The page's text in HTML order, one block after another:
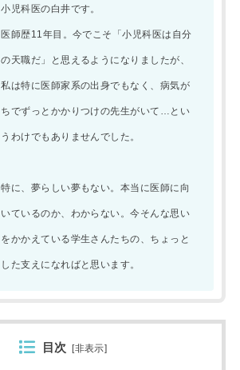
小児科医の白井です。
医師歴11年目。今でこそ「小児科医は自分
の天職だ」と思えるようになりましたが、
私は特に医師家系の出身でもなく、病気が
ちでずっとかかりつけの先生がいて…とい
うわけでもありませんでした。
特に、夢らしい夢もない。本当に医師に向
いているのか、わからない。今そんな思い
をかかえている学生さんたちの、ちょっと
した支えになればと思います。
目次 [非表示]